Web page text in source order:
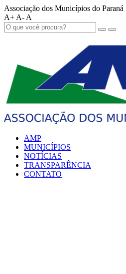
Associação dos Municípios do Paraná
A+ A- A
AMP
MUNICÍPIOS
NOTÍCIAS
TRANSPARÊNCIA
CONTATO